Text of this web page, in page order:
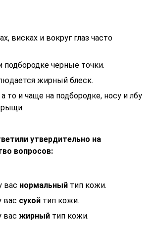
висках и вокруг глаз часто
подбородке черные точки.
жирный блеск.
то и чаще на подбородке, носу и лбу
утвердительно на
вопросов:
вас нормальный тип кожи.
вас сухой тип кожи.
васжирный тип кожи.